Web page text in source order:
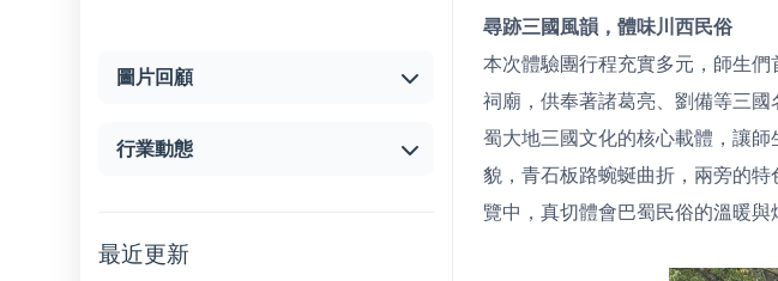
圖片回顧
行業動態
最近更新
尋跡三國風韻，體味川西民俗
本次體驗團行程充實多元，師生
祠廟，供奉著諸葛亮、劉備等三
蜀大地三國文化的核心載體，讓
貌，青石板路蜿蜒曲折，兩旁的
覽中，真切體會巴蜀民俗的溫暖與